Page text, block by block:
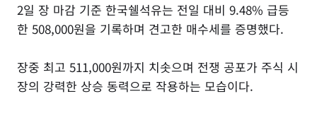
2일 장 마감 기준 한국쉘석유는 전일 대비 9.48% 급등
한 508,000원을 기록하며 견고한 매수세를 증명했다.
장중 최고 511,000원까지 치솟으며 전쟁 공포가 주식 시
장의 강력한 상승 동력으로 작용하는 모습이다.